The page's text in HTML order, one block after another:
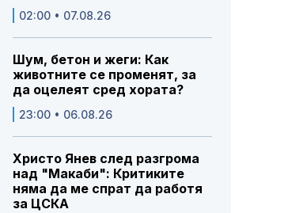
02:00 • 07.08.26
Шум, бетон и жеги: Как
животните се променят, за
да оцелеят сред хората?
23:00 • 06.08.26
Христо Янев след разгрома
над "Макаби": Критиките
няма да ме спрат да работя
за ЦСКА